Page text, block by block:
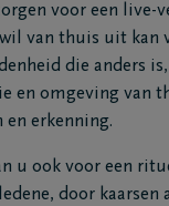
voor een live-
van thuis uit kan
die anders
en omgeving van
erkenning.
u ook voor een
door kaarsen